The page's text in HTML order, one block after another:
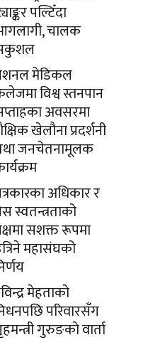
पल्टिँदा
चालक
मेडिकल
विश्व स्तनपान
अवसरमा
खेलौना प्रदर्शनी
जनचेतनामूलक
अधिकार र
स्वतन्त्रताको
सशक्त रूपमा
महासंघको
मेहताको
परिवारसँग
गुरुङको वार्ता